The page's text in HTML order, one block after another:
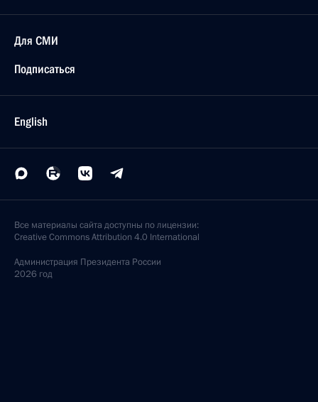
Для СМИ
Подписаться
English
Все материалы сайта доступны по лицензии:
Creative Commons Attribution 4.0 International
Администрация Президента России
2026 год